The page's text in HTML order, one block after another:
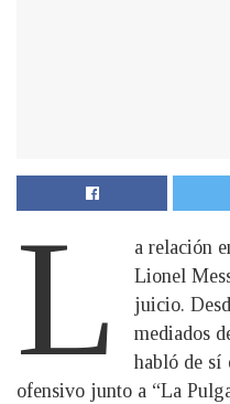
L
a relación
Lionel
juicio.
mediados
habló de sí
ofensivo junto a “La